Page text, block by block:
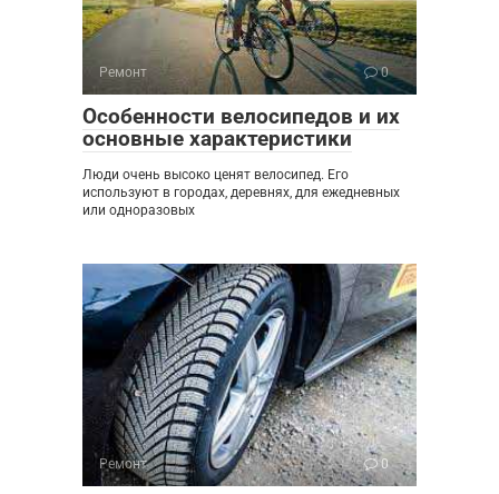
Ремонт 0
Особенности велосипедов и их
основные характеристики
Люди очень высоко ценят велосипед. Его
используют в городах, деревнях, для ежедневных
или одноразовых
Ремонт 0